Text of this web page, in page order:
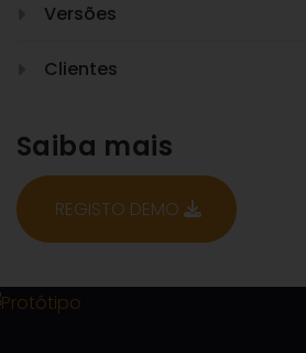
Versões
Clientes
Saiba mais
REGISTO DEMO